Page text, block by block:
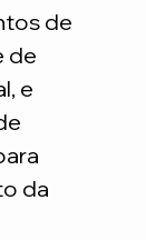
de
de
e
da